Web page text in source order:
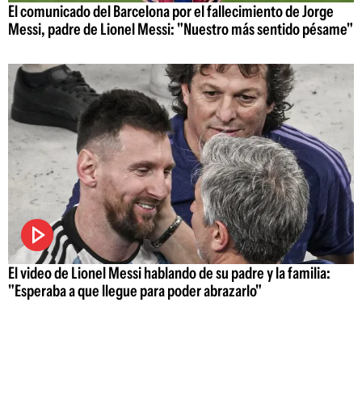
El comunicado del Barcelona por el fallecimiento de Jorge
Messi, padre de Lionel Messi: "Nuestro más sentido pésame"
El video de Lionel Messi hablando de su padre y la familia:
"Esperaba a que llegue para poder abrazarlo"